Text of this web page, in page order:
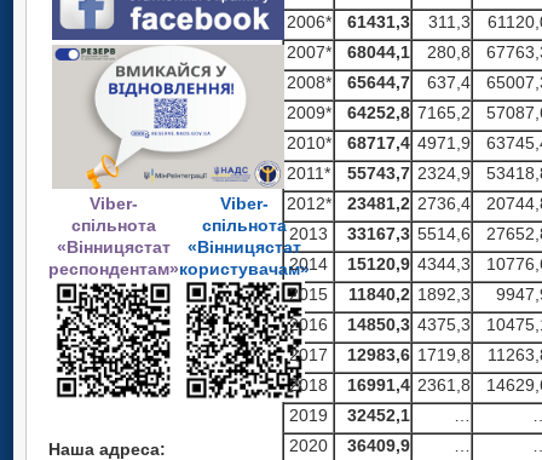
Viber-
спільнота
«Вінницястат
респондентам»
Viber-
спільнота
«Вінницястат
користувачам»
Наша адреса:
2006*
61431,3 311,3
2007*
68044,1 280,8
2008*
65644,7 637,4
2009*
64252,8 7165,2
2010*
68717,4 4971,9
2011*
55743,7 2324,9
2012*
23481,2 2736,4
2013
33167,3 5514,6
2014
15120,9 4344,3
2015
11840,2 1892,3
2016
14850,3 4375,3
2017
12983,6 1719,8
2018
16991,4 2361,8
2019
32452,1
2020
36409,9